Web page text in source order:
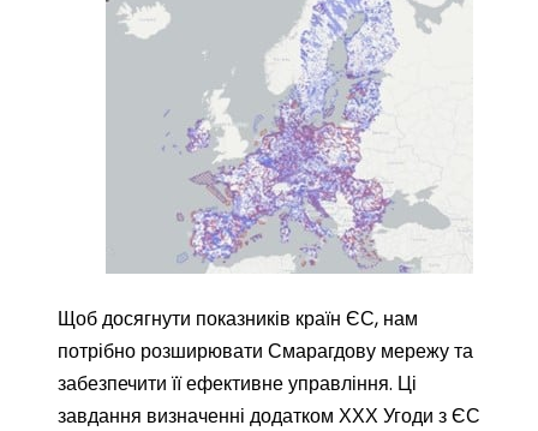
Щоб досягнути показників країн ЄС, нам
потрібно розширювати Смарагдову мережу та
забезпечити її ефективне управління. Ці
завдання визначенні додатком ХХХ Угоди з ЄС